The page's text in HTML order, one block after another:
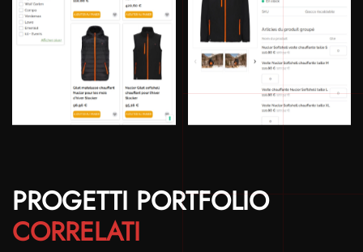
PROGETTI PORTFOLIO
CORRELATI